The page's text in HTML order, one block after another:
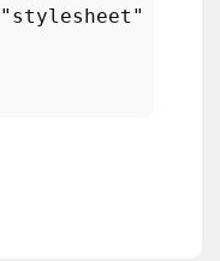
"stylesheet"